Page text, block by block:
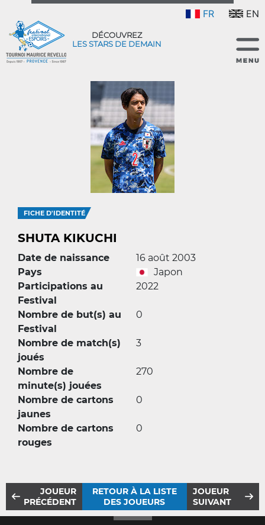
FR EN
DÉCOUVREZ
LES STARS DE DEMAIN
FICHE D'IDENTITÉ
SHUTA KIKUCHI
Date de naissance
16 août 2003
Pays
Japon
Participations au
Festival
2022
Nombre de but(s) au
Festival
0
Nombre de match(s)
joués
3
Nombre de
minute(s) jouées
270
Nombre de cartons
jaunes
0
Nombre de cartons
rouges
0
JOUEUR
PRÉCÉDENT
RETOUR À LA LISTE
DES JOUEURS
JOUEUR
SUIVANT